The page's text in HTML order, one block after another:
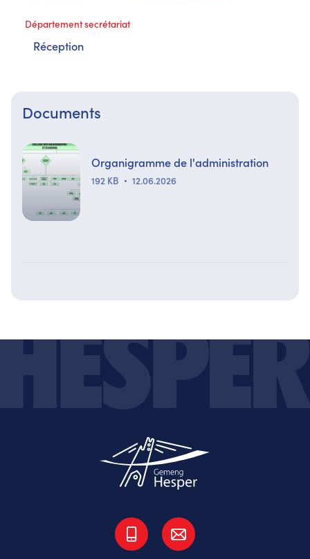
Département secrétariat
Réception
Documents
Organigramme de l'administration
192 KB 12.06.2026